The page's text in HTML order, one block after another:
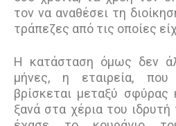
τον να αναθέσει τη
τράπεζες από τις οποίες
Η κατάσταση όµως δεν
µήνες, η εταιρεία, που
βρίσκεται µεταξύ σφύρας
ξανά στα χέρια του